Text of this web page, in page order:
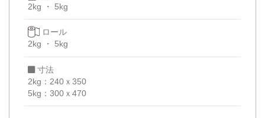
2kg
5kg
ロール
2kg
5kg
寸法
2kg：240ｘ350
5kg：300ｘ470